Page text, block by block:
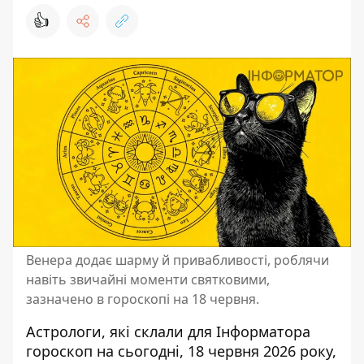
👍
Венера додає шарму й привабливості, роблячи
навіть звичайні моменти святковими,
зазначено в гороскопі на 18 червня.
Астрологи, які склали для Інформатора
гороскоп на сьогодні, 18 червня 2026 року,